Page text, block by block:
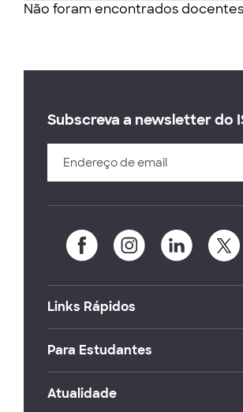
Não foram encontrados
Subscreva a newsletter do
Links Rápidos
Para Estudantes
Atualidade